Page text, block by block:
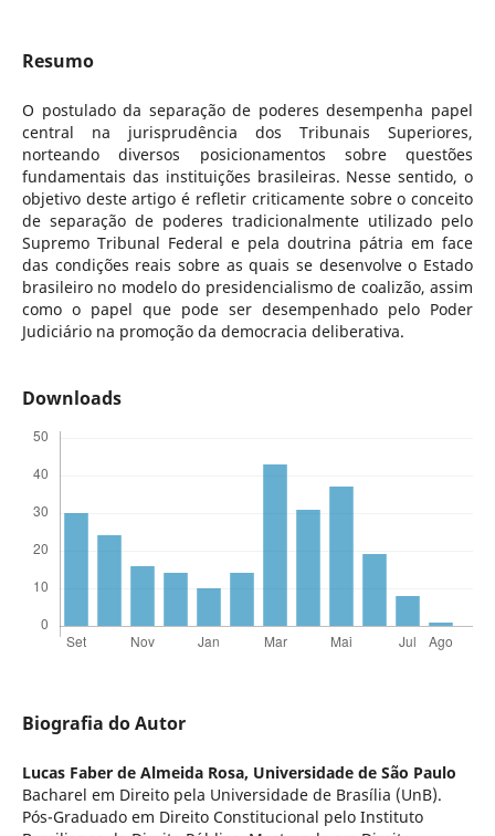
Resumo
O postulado da separação de poderes desempenha papel
central na jurisprudência dos Tribunais Superiores,
norteando diversos posicionamentos sobre questões
fundamentais das instituições brasileiras. Nesse sentido, o
objetivo deste artigo é refletir criticamente sobre o conceito
de separação de poderes tradicionalmente utilizado pelo
Supremo Tribunal Federal e pela doutrina pátria em face
das condições reais sobre as quais se desenvolve o Estado
brasileiro no modelo do presidencialismo de coalizão, assim
como o papel que pode ser desempenhado pelo Poder
Judiciário na promoção da democracia deliberativa.
Downloads
Biografia do Autor
Lucas Faber de Almeida Rosa, Universidade de São Paulo
Bacharel em Direito pela Universidade de Brasília (UnB).
Pós-Graduado em Direito Constitucional pelo Instituto